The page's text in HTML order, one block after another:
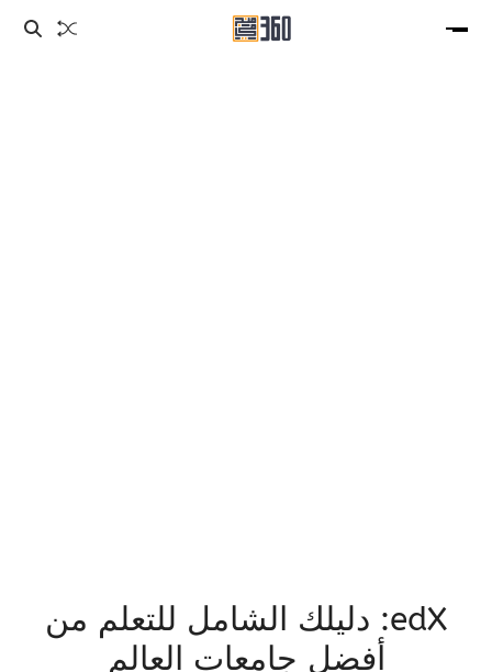
edX: دليلك الشامل للتعلم من
أفضل جامعات العالم